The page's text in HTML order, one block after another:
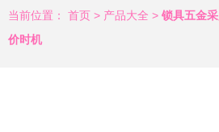
当前位置： 首页 > 产品大全 > 锁具五金
价时机